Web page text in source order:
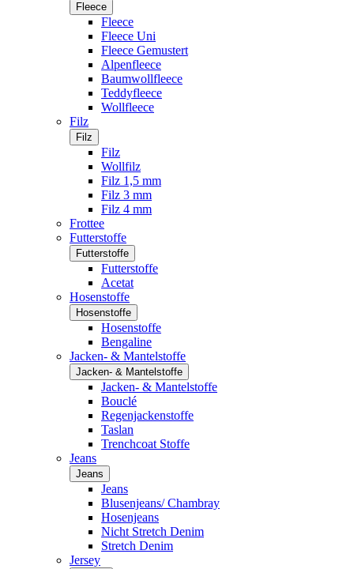
Fleece
Fleece
Fleece Uni
Fleece Gemustert
Alpenfleece
Baumwollfleece
Teddyfleece
Wollfleece
Filz
Filz
Filz
Wollfilz
Filz 1,5 mm
Filz 3 mm
Filz 4 mm
Frottee
Futterstoffe
Futterstoffe
Futterstoffe
Acetat
Hosenstoffe
Hosenstoffe
Hosenstoffe
Bengaline
Jacken- & Mantelstoffe
Jacken- & Mantelstoffe
Jacken- & Mantelstoffe
Bouclé
Regenjackenstoffe
Taslan
Trenchcoat Stoffe
Jeans
Jeans
Jeans
Blusenjeans/ Chambray
Hosenjeans
Nicht Stretch Denim
Stretch Denim
Jersey